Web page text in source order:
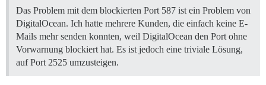
Das Problem mit dem blockierten Port 587 ist ein Problem von
DigitalOcean. Ich hatte mehrere Kunden, die einfach keine E-
Mails mehr senden konnten, weil DigitalOcean den Port ohne
Vorwarnung blockiert hat. Es ist jedoch eine triviale Lösung,
auf Port 2525 umzusteigen.